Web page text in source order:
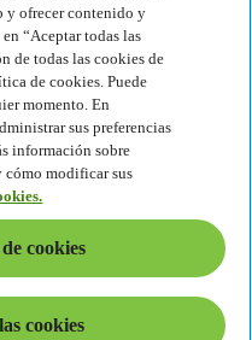
y ofrecer contenido y
“Aceptar todas las
de todas las cookies de
de cookies. Puede
momento. En
sus preferencias
información sobre
cómo modificar sus
cookies
cookies